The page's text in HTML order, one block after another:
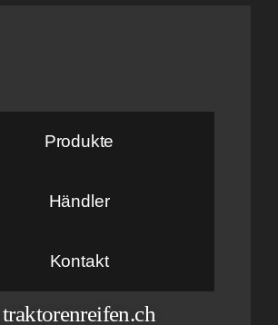
Produkte
Händler
Kontakt
traktorenreifen.ch